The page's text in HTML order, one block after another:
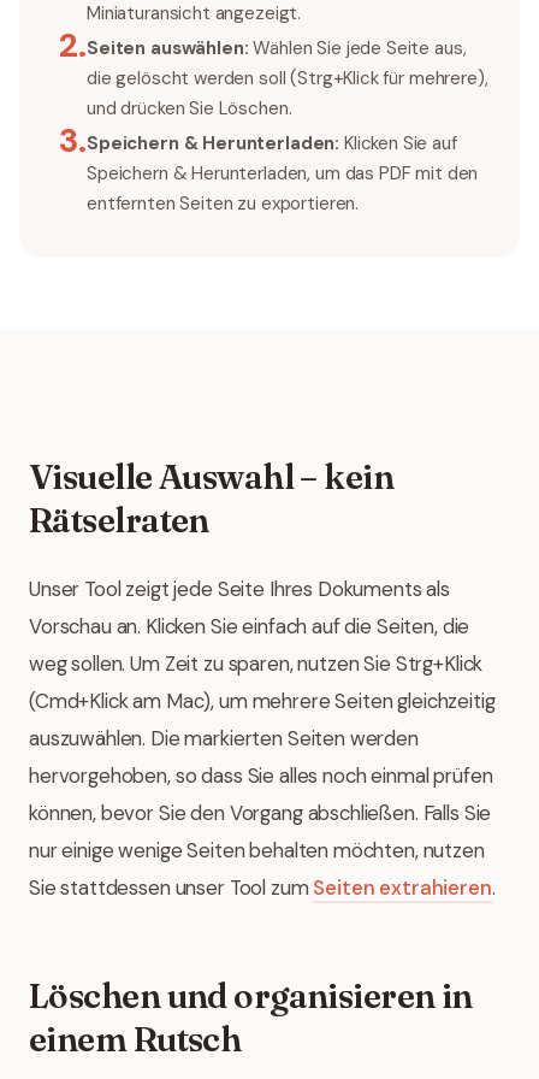
Miniaturansicht angezeigt.
2.Seiten auswählen: Wählen Sie jede Seite aus,
die gelöscht werden soll (Strg+Klick für mehrere),
und drücken Sie Löschen.
3.Speichern & Herunterladen: Klicken Sie auf
Speichern & Herunterladen, um das PDF mit den
entfernten Seiten zu exportieren.
Visuelle Auswahl – kein
Rätselraten
Unser Tool zeigt jede Seite Ihres Dokuments als
Vorschau an. Klicken Sie einfach auf die Seiten, die
weg sollen. Um Zeit zu sparen, nutzen Sie Strg+Klick
(Cmd+Klick am Mac), um mehrere Seiten gleichzeitig
auszuwählen. Die markierten Seiten werden
hervorgehoben, so dass Sie alles noch einmal prüfen
können, bevor Sie den Vorgang abschließen. Falls Sie
nur einige wenige Seiten behalten möchten, nutzen
Sie stattdessen unser Tool zumSeiten extrahieren.
Löschen und organisieren in
einem Rutsch